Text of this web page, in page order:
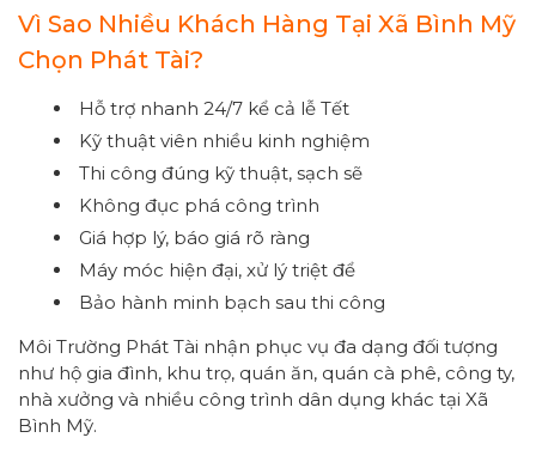
Vì Sao Nhiều Khách Hàng Tại Xã Bình Mỹ
Chọn Phát Tài?
Hỗ trợ nhanh 24/7 kể cả lễ Tết
Kỹ thuật viên nhiều kinh nghiệm
Thi công đúng kỹ thuật, sạch sẽ
Không đục phá công trình
Giá hợp lý, báo giá rõ ràng
Máy móc hiện đại, xử lý triệt để
Bảo hành minh bạch sau thi công
Môi Trường Phát Tài nhận phục vụ đa dạng đối tượng
như hộ gia đình, khu trọ, quán ăn, quán cà phê, công ty,
nhà xưởng và nhiều công trình dân dụng khác tại Xã
Bình Mỹ.